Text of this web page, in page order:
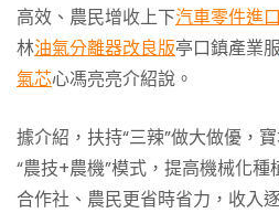
高效、農民增收上下汽車零件進
林油氣分離器改良版亭口鎮產業服
氣芯心馮亮亮介紹說。
據介紹，扶持“三辣”做大做優，
“農技+農機”模式，提高機械化種
合作社、農民更省時省力，收入